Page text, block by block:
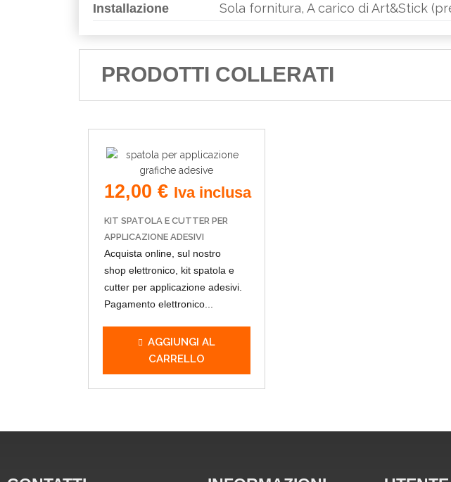
Installazione Sola fornitura, A carico di Art&Stick
PRODOTTI COLLERATI
KIT SPATOLA E CUTTER PER
APPLICAZIONE ADESIVI
12,00 € Iva inclusa
Acquista online, sul nostro
shop elettronico, kit spatola e
cutter per applicazione adesivi.
Pagamento elettronico...
AGGIUNGI AL
CARRELLO